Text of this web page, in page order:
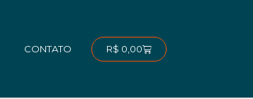
CONTATO R$ 0,00Carrinho